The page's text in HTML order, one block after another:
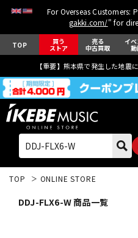
For Overseas Customers:
gakki.com/" for
TOP 買う
ストア
売る
中古買取
イベ
【重要】熊本県で発生した地震
TOP ONLINE STORE
DDJ-FLX6-W 商品一覧